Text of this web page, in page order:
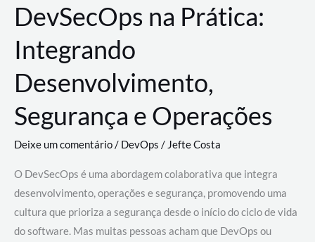
DevSecOps na Prática:
Integrando
Desenvolvimento,
Segurança e Operações
Deixe um comentário/ DevOps /Jefte Costa
O DevSecOps é uma abordagem colaborativa que integra
desenvolvimento, operações e segurança, promovendo uma
cultura que prioriza a segurança desde o início do ciclo de vida
do software. Mas muitas pessoas acham que DevOps ou